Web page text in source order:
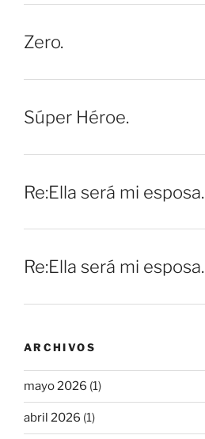
Zero.
Súper Héroe.
Re:Ella será mi esposa.
Re:Ella será mi esposa.
ARCHIVOS
mayo 2026 (1)
abril 2026 (1)